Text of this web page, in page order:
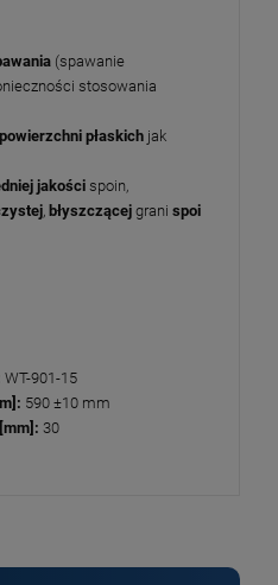
(spawanie
stosowania
powierzchni płaskich jak
jakości spoin,
błyszczącej grani spoi
WT-901-15
590 ±10 mm
30